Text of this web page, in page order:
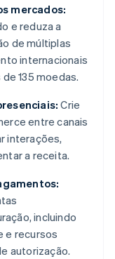
mercados:
e reduza a
de múltiplas
internacionais
135 moedas.
Crie
entre canais
interações,
a receita.
incluindo
e recursos
autorização.